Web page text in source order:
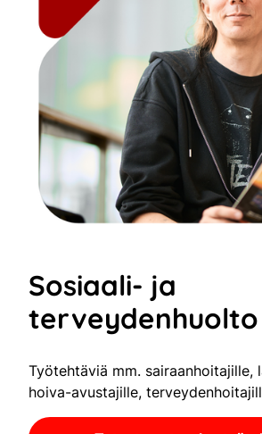
Sosiaali- ja
terveydenhuolto
Työtehtäviä mm. sairaanhoitajille,
hoiva-avustajille,